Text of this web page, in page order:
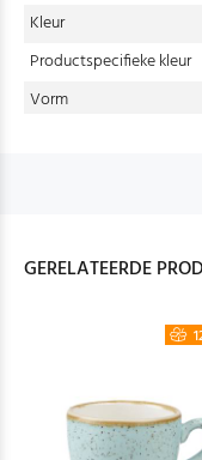
Kleur
Productspecifieke kleur
Vorm
GERELATEERDE